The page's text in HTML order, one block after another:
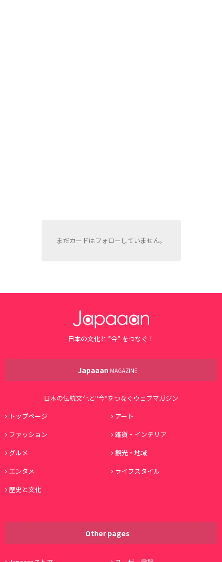
まだカードはフォローしていません。
日本の文化と ”今” をつなぐ！
Japaaan MAGAZINE
日本の伝統文化と"今"をつなぐウェブマガジン
トップページ
アート
ファッション
雑貨・インテリア
グルメ
観光・地域
エンタメ
ライフスタイル
歴史と文化
Other pages